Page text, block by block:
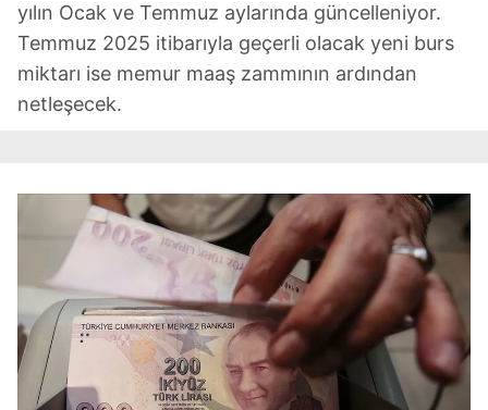
yılın Ocak ve Temmuz aylarında güncelleniyor.
Temmuz 2025 itibarıyla geçerli olacak yeni burs
miktarı ise memur maaş zammının ardından
netleşecek.